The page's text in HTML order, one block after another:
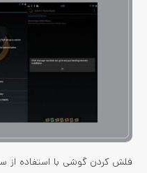
فلش کردن گوشی با استفاده